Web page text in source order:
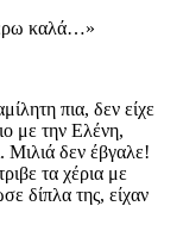
καλά…»
πια, δεν είχε
με την Ελένη,
Μιλιά δεν έβγαλε!
τα χέρια με
δίπλα της, είχαν